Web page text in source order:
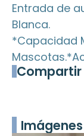
Entrada de
Blanca.
*Capacidad
Imágenes